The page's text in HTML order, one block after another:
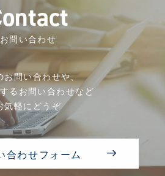
ontact
お問い合わせ
お問い合わせや、
るお問い合わせなど
気軽にどうぞ
合わせフォーム